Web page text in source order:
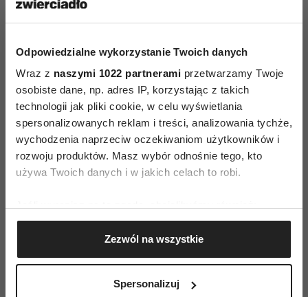
Odpowiedzialne wykorzystanie Twoich danych
Wraz z naszymi 1022 partnerami przetwarzamy Twoje
osobiste dane, np. adres IP, korzystając z takich
technologii jak pliki cookie, w celu wyświetlania
spersonalizowanych reklam i treści, analizowania tychże,
wychodzenia naprzeciw oczekiwaniom użytkowników i
rozwoju produktów. Masz wybór odnośnie tego, kto
używa Twoich danych i w jakich celach to robi.
Gromadzić dane dotyczące Twojej lokalizacji
geograficznej z dokładnością nawet do kilku metrów
Identyfikować Twoje urządzenie, aktywnie
(fingerprinting, czyli wirtualny odcisk palca)
Zezwól na wszystkie
Spersonalizuj
wieloletniego doradcy i menedżera gwiazdy.
W filmie występują również Laura Harrier i Mike
Myers.
Czytaj także:Filmy biograficzne o muzykach,
które warto znać
Przed filmem „Michael” stoi teraz kolejny rekord.
Film ma realną szansę przekroczyć miliard
dolarów wpływów na świecie, co udało się
się stanie, biografia Michaela Jacksona nie tylko
muzycznym w historii, ale również dołączy do
elitarnego grona największych kasowych hitów